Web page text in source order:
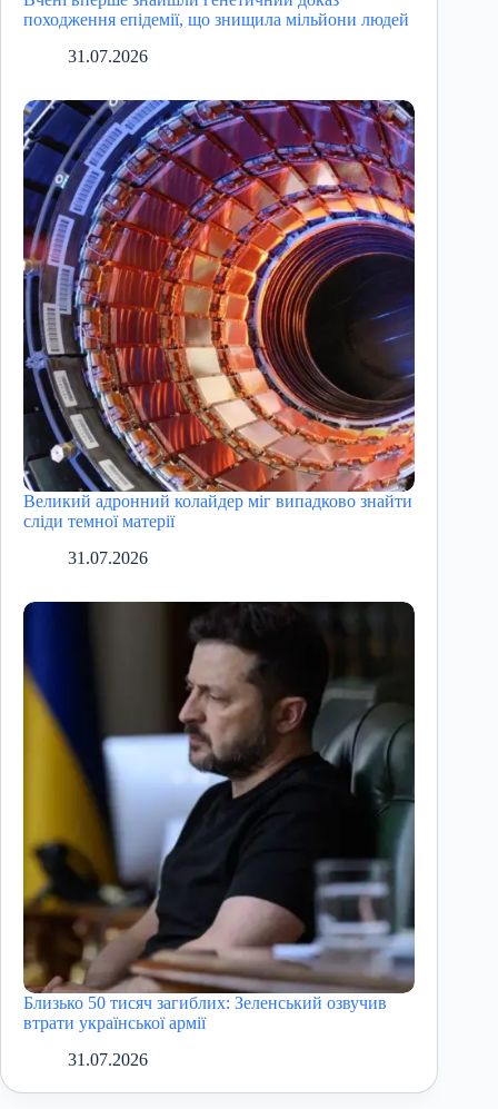
походження епідемії, що знищила мільйони людей
31.07.2026
Великий адронний колайдер міг випадково знайти
сліди темної матерії
31.07.2026
Близько 50 тисяч загиблих: Зеленський озвучив
втрати української армії
31.07.2026